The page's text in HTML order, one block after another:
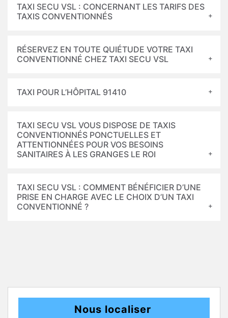
TAXI SECU VSL : CONCERNANT LES TARIFS DES
TAXIS CONVENTIONNÉS
RÉSERVEZ EN TOUTE QUIÉTUDE VOTRE TAXI
CONVENTIONNÉ CHEZ TAXI SECU VSL
TAXI POUR L’HÔPITAL 91410
TAXI SECU VSL VOUS DISPOSE DE TAXIS
CONVENTIONNÉS PONCTUELLES ET
ATTENTIONNÉES POUR VOS BESOINS
SANITAIRES À LES GRANGES LE ROI
TAXI SECU VSL : COMMENT BÉNÉFICIER D’UNE
PRISE EN CHARGE AVEC LE CHOIX D’UN TAXI
CONVENTIONNÉ ?
Nous localiser